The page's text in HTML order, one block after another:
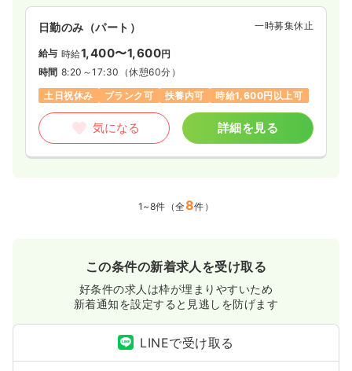
日勤のみ（パート） 一時募集休止
給与 時給1,400〜1,600円
時間 8:20～17:30 （休憩60分）
土日祝休み
ブランク可 扶養内可 時給1,600円以上可
気になる 詳細を見る
1~8件（全8件）
この条件の新着求人を受け取る
好条件の求人は枠が埋まりやすいため
新着通知を設定すると見逃しを防げます
LINEで受け取る